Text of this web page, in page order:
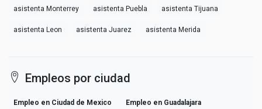
asistenta Monterrey asistenta Puebla asistenta Tijuana
asistenta Leon asistenta Juarez asistenta Merida
Empleos por ciudad
Empleo en Ciudad de Mexico Empleo en Guadalajara